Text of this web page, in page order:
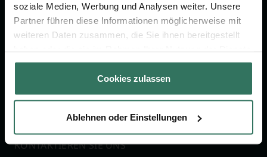
soziale Medien, Werbung und Analysen weiter. Unsere
Partner führen diese Informationen möglicherweise mit
weiteren Daten zusammen, die Sie ihnen bereitgestellt
gesammelt haben.
Cookies zulassen
Ablehnen oder Einstellungen
Ratgeber
Verzeichnis
Kostenlos registrieren
KONTAKTIEREN SIE UNS